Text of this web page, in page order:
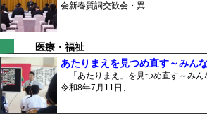
会新春質詞交歓会・異…
医療・福祉
あたりまえを見つめ直す～みん
「あたりまえ」を見つめ直す～みん
令和8年7月11日、…